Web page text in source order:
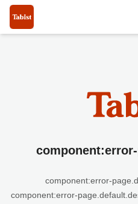
component:error-
component:error-